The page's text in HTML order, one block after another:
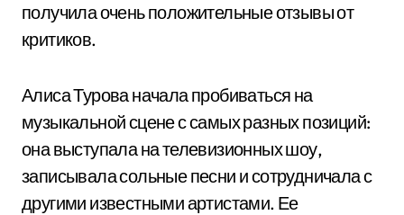
получила очень положительные отзывы от
критиков.
Алиса Турова начала пробиваться на
музыкальной сцене с самых разных позиций:
она выступала на телевизионных шоу,
записывала сольные песни и сотрудничала с
другими известными артистами. Ее